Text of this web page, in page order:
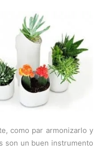
como par armonizarlo y
son un buen instrumento